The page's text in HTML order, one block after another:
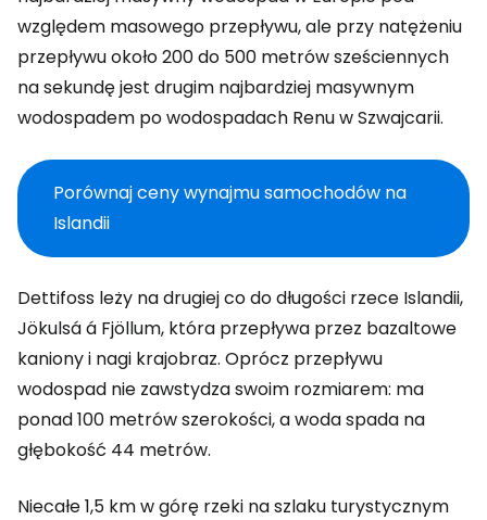
względem masowego przepływu, ale przy natężeniu
przepływu około 200 do 500 metrów sześciennych
na sekundę jest drugim najbardziej masywnym
wodospadem po wodospadach Renu w Szwajcarii.
Porównaj ceny wynajmu samochodów na
Islandii
Dettifoss leży na drugiej co do długości rzece Islandii,
Jökulsá á Fjöllum, która przepływa przez bazaltowe
kaniony i nagi krajobraz. Oprócz przepływu
wodospad nie zawstydza swoim rozmiarem: ma
ponad 100 metrów szerokości, a woda spada na
głębokość 44 metrów.
Niecałe 1,5 km w górę rzeki na szlaku turystycznym